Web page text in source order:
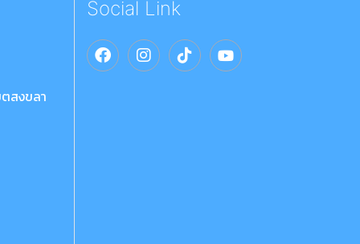
สงขลา
Social Link